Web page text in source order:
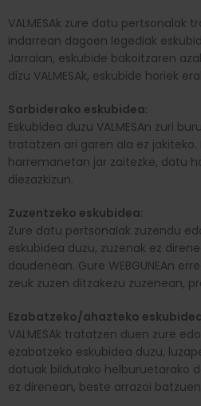
VALMESAk zure datu pertsonalak
indarrean dagoen legediak
Jarraian, eskubide bakoitzaren
dizu VALMESAk, eskubide horiek
Sarbiderako eskubidea:
Eskubidea duzu VALMESAn zuri
tratatzen ari garen ala ez jakiteko.
harremanetan jar zaitezke, datu
diezazkizun.
Zuzentzeko eskubidea:
Zure datu pertsonalak zuzendu
eskubidea duzu, zuzenak ez
daudenean. Gure WEBGUNEAn
zeuk zuzen ditzakezu zuzenean,
Ezabatzeko/ahazteko
VALMESAk tratatzen duen zure
ezabatzeko eskubidea duzu,
datuak bildutako helburuetarako
ez direnean, beste arrazoi